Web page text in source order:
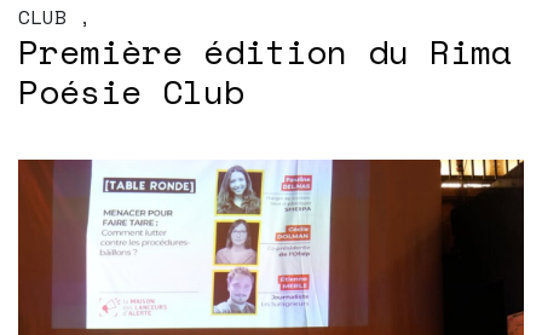
CLUB ,
Première édition du Rima
Poésie Club